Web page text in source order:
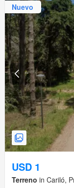
Nuevo
USD 1
Terreno in Cariló,